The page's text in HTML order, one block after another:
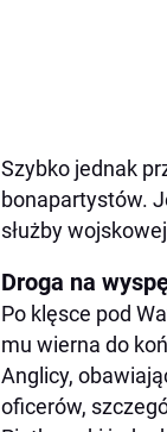
Szybko jednak
bonapartystów.
służby
Droga na
Po klęsce pod
mu wierna do
Anglicy,
oficerów,